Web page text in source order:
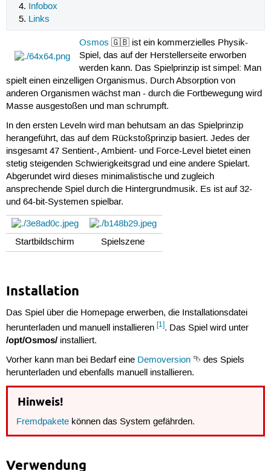
Infobox
Links
Osmos 🇬🇧 ist ein kommerzielles Physik-
Spiel, das auf der Herstellerseite erworben
werden kann. Das Spielprinzip ist simpel: Man
spielt einen einzelligen Organismus. Durch Absorption von
anderen Organismen wächst man - durch die Fortbewegung wird
Masse ausgestoßen und man schrumpft.
In den ersten Leveln wird man behutsam an das Spielprinzip
herangeführt, das auf dem Rückstoßprinzip basiert. Jedes der
insgesamt 47 Sentient-, Ambient- und Force-Level bietet einen
stetig steigenden Schwierigkeitsgrad und eine andere Spielart.
Abgerundet wird dieses minimalistische und zugleich
ansprechende Spiel durch die Hintergrundmusik. Es ist auf 32-
und 64-bit-Systemen spielbar.
Startbildschirm Spielszene
Installation
Das Spiel über die Homepage erwerben, die Installationsdatei
herunterladen und manuell installieren [1]. Das Spiel wird unter
/opt/Osmos/installiert.
Vorher kann man bei Bedarf eine Demoversion⮷ des Spiels
herunterladen und ebenfalls manuell installieren.
Hinweis!
Fremdpakete können das System gefährden.
Verwendung